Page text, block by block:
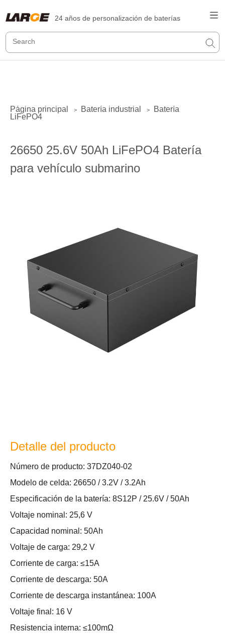
24 años de personalización de baterías
Página principal > Batería industrial >
Batería
LiFePO4
26650 25.6V 50Ah LiFePO4 Batería
para vehículo submarino
Detalle del producto
Número de producto: 37DZ040-02
Modelo de celda: 26650 / 3.2V / 3.2Ah
Especificación de la batería: 8S12P / 25.6V / 50Ah
Voltaje nominal: 25,6 V
Capacidad nominal: 50Ah
Voltaje de carga: 29,2 V
Corriente de carga: ≤15A
Corriente de descarga: 50A
Corriente de descarga instantánea: 100A
Voltaje final: 16 V
Resistencia interna: ≤100mΩ